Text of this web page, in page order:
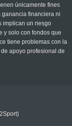
únicamente fines
financiera ni
implican un riesgo
y solo con fondos que
tiene problemas con la
apoyo profesional de